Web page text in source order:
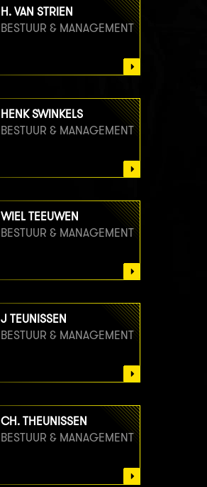
H. VAN STRIEN
BESTUUR & MANAGEMENT
HENK SWINKELS
BESTUUR & MANAGEMENT
WIEL TEEUWEN
BESTUUR & MANAGEMENT
J TEUNISSEN
BESTUUR & MANAGEMENT
CH. THEUNISSEN
BESTUUR & MANAGEMENT